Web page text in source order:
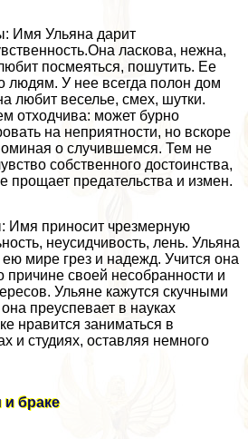
Имя Ульяна дарит
ласкова, нежна,
посмеяться, пошутить. Ее
людям. У нее всегда полон дом
любит веселье, смех, шутки.
отходчива: может бурно
на неприятности, но вскоре
о случившемся. Тем не
собственного достоинства,
прощает предательства и измен.
Имя приносит чрезмерную
неусидчивость, лень. Ульяна
мире грез и надежд. Учится она
причине своей несобранности и
Ульяне кажутся скучными
преуспевает в науках
нравится заниматься в
и студиях, оставляя немного
бpaке